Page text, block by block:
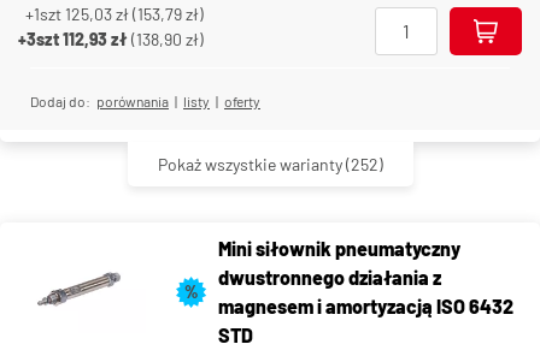
+1szt 125,03 zł(153,79 zł)
+3szt112,93 zł(138,90 zł)
Dodaj do: porównania | listy | oferty
Pokaż wszystkie warianty(252)
%
Mini siłownik pneumatyczny
dwustronnego działania z
magnesem i amortyzacją ISO 6432
STD